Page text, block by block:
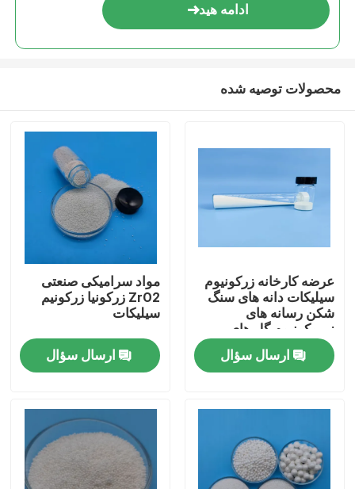
خانه
دربارهی ما
ادامه هید
محصولات توصیه شده
عرضه کارخانه زرکونیوم
سیلیکات دانه های سنگ
شکن رسانه های
زیروکونیوم گل های
سرامیکی
ارسال سؤال
مواد سرامیکی صنعتی
ZrO2 زرکونیا زرکونیم
سیلیکات
ارسال سؤال